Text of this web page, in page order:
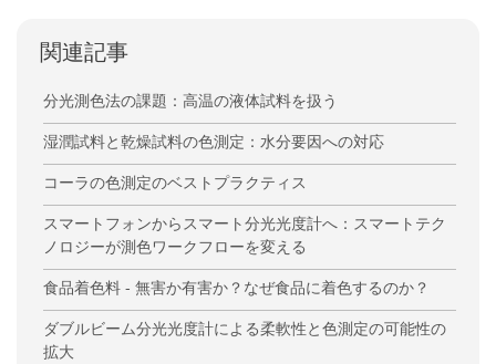
関連記事
分光測色法の課題：高温の液体試料を扱う
湿潤試料と乾燥試料の色測定：水分要因への対応
コーラの色測定のベストプラクティス
スマートフォンからスマート分光光度計へ：スマートテク
ノロジーが測色ワークフローを変える
食品着色料 - 無害か有害か？なぜ食品に着色するのか？
ダブルビーム分光光度計による柔軟性と色測定の可能性の
拡大